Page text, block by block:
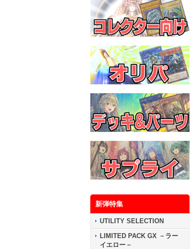
新弾特集
UTILITY SELECTION
LIMITED PACK GX －ラー
イエロー－